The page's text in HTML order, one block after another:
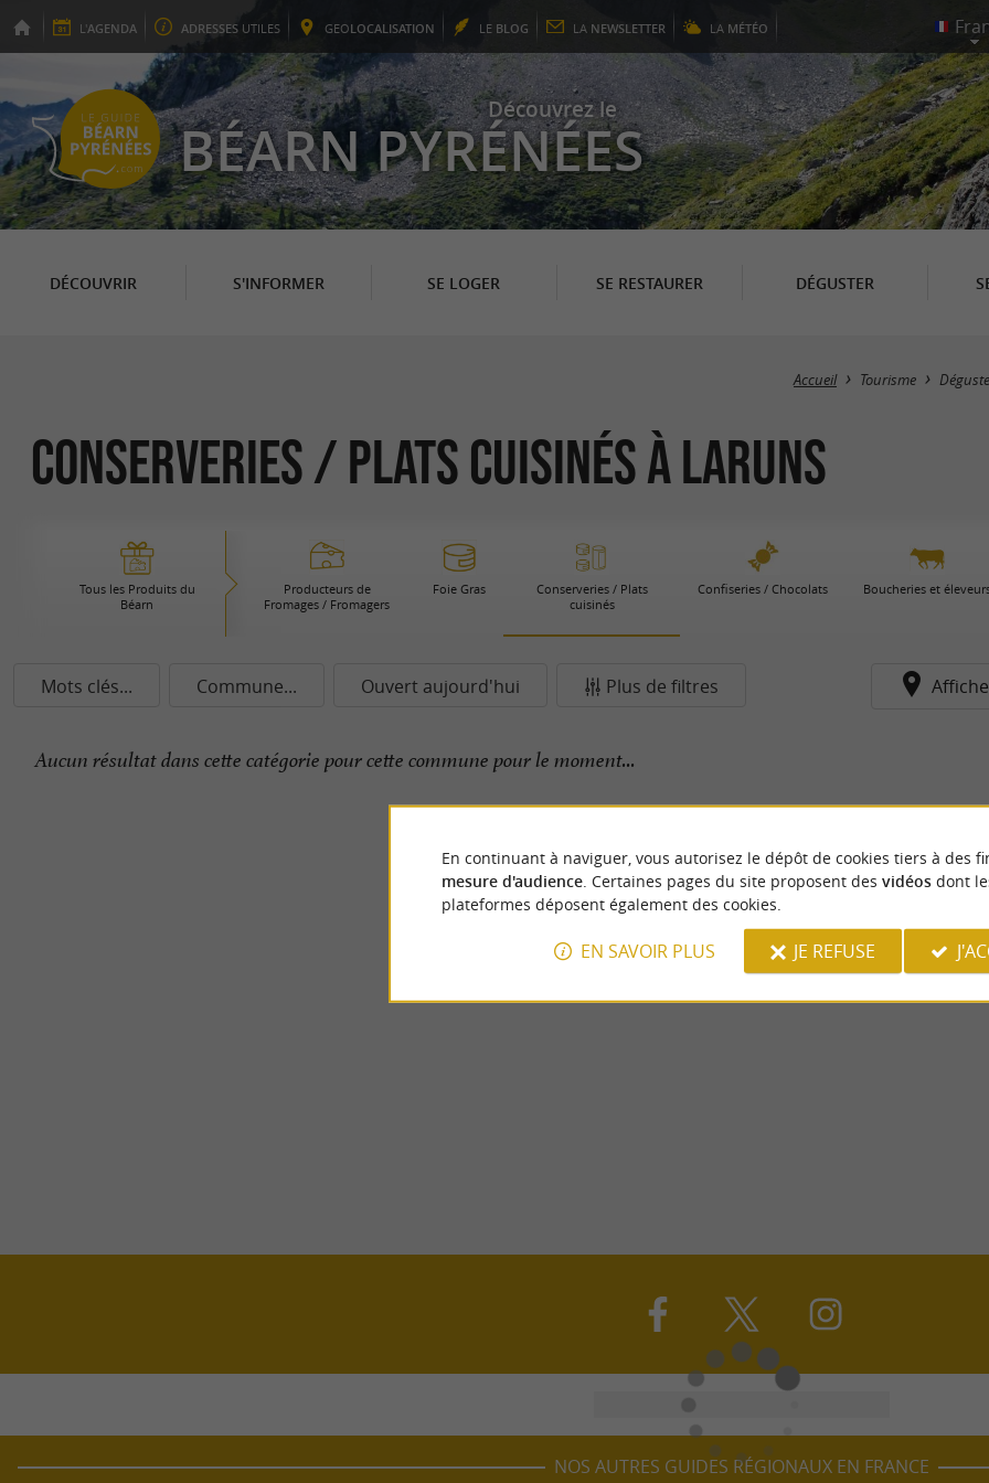
L'AGENDA ADRESSES UTILES GEOLOCALISATION LE BLOG LA NEWSLETTER LA MÉTÉO
Découvrez le
BÉARN PYRÉNÉES
DÉCOUVRIR S'INFORMER SE LOGER SE RESTAURER DÉGUSTER
Accueil Tourisme
Conserveries / Plats cuisinés à Laruns
Tous les Produits du
Béarn
Producteurs de
Fromages / Fromagers
Foie Gras
Conserveries / Plats
cuisinés
Confiseries / Chocolats Boucheries et
Mots clés... Commune... Ouvert aujourd'hui Plus de filtres
Aucun résultat dans cette catégorie pour cette commune pour le moment...
NOS AUTRES GUIDES RÉGIONAUX EN FRANCE
En continuant à naviguer, vous autorisez le dépôt de cookies tiers à des
mesure d'audience. Certaines pages du site proposent des vidéosdont
plateformes déposent également des cookies.
EN SAVOIR PLUS JE REFUSE